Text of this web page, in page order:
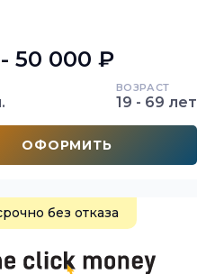
50 000 ₽
ВОЗРАСТ
19 - 69 лет
ОФОРМИТЬ
без отказа